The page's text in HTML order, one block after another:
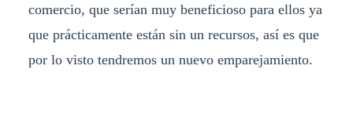
comercio, que serían muy beneficioso para ellos ya
que prácticamente están sin un recursos, así es que
por lo visto tendremos un nuevo emparejamiento.